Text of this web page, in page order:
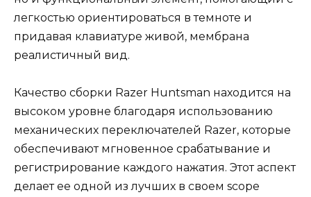
легкостью ориентироваться в темноте и
придавая клавиатуре живой, мембрана
реалистичный вид.
Качество сборки Razer Huntsman находится на
высоком уровне благодаря использованию
механических переключателей Razer, которые
обеспечивают мгновенное срабатывание и
регистрирование каждого нажатия. Этот аспект
делает ее одной из лучших в своем scope